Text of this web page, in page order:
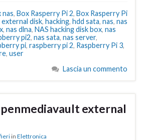
nas, Box Rasperry Pi 2, Box Rasperry Pi
external disk, hacking, hdd sata, nas, nas
, nas dlna, NAS hacking disk box, nas
pi2, nas sata, nas server,
pi, raspberry pi 2, Raspberry Pi 3,
, user
Lascia un commento
external
in Elettronica